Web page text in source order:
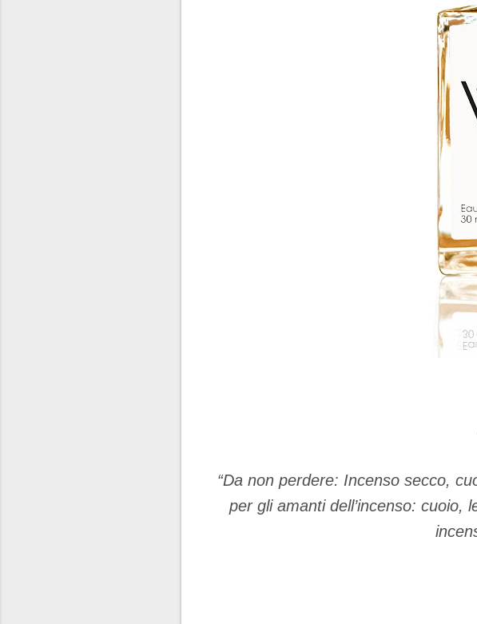
“Da non perdere: Incenso secco,
per gli amanti dell’incenso: cuoio,